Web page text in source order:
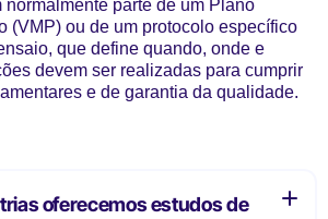
normalmente parte de um Plano
(VMP) ou de um protocolo específico
que define quando, onde e
devem ser realizadas para cumprir
e de garantia da qualidade.
oferecemos estudos de